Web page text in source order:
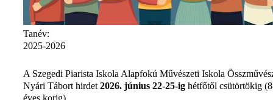
Tanév:
2025-2026
A Szegedi Piarista Iskola Alapfokú Művészeti Iskola
Nyári Tábort hirdet 2026. június 22-25-ig hétfőtől csütörtökig
éves korig).